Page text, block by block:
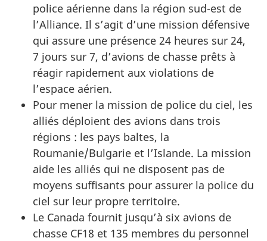
police aérienne dans la région sud-est de
l’Alliance. Il s’agit d’une mission défensive
qui assure une présence 24 heures sur 24,
7 jours sur 7, d’avions de chasse prêts à
réagir rapidement aux violations de
l’espace aérien.
Pour mener la mission de police du ciel, les
alliés déploient des avions dans trois
régions : les pays baltes, la
Roumanie/Bulgarie et l’Islande. La mission
aide les alliés qui ne disposent pas de
moyens suffisants pour assurer la police du
ciel sur leur propre territoire.
Le Canada fournit jusqu’à six avions de
chasse CF18 et 135 membres du personnel